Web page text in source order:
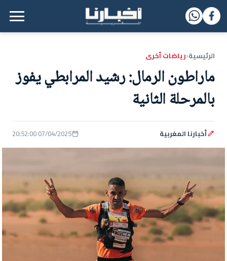
القائمة الرئيسية
الرئيسية‹رياضات أخرى
ماراطون الرمال: رشيد المرابطي يفوز
بالمرحلة الثانية
أخبارنا المغربية 07/04/2025 20:52:00